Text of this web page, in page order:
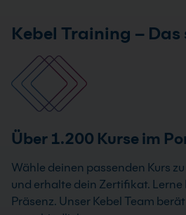
Kebel Training –
Über 1.200 Kurse im
Wähle deinen passenden Kurs
und erhalte dein Zertifikat. Lerne
Präsenz. Unser Kebel Team